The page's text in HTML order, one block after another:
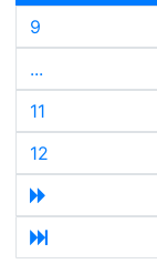
9
...
11
12